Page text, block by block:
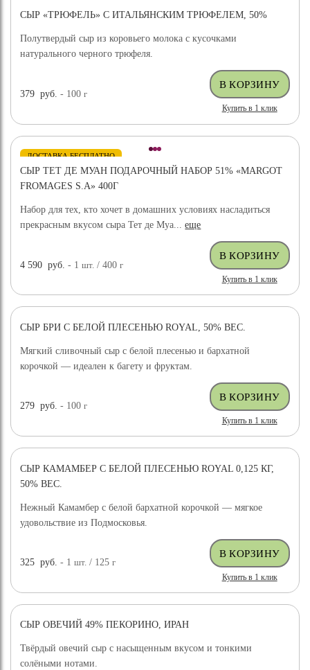
СЫР «ТРЮФЕЛЬ» С ИТАЛЬЯНСКИМ ТРЮФЕЛЕМ, 50%
Полутвердый сыр из коровьего молока с кусочками
натурального черного трюфеля.
379 руб. - 100г
Купить в 1 клик
ДОСТАВКА БЕСПЛАТНО
СЫР ТЕТ ДЕ МУАН ПОДАРОЧНЫЙ НАБОР 51% «MARGOT
FROMAGES S.A» 400Г
Набор для тех, кто хочет в домашних условиях насладиться
прекрасным вкусом сыра Тет де Муа...еще
4 590 руб. - 1шт. / 400г
Купить в 1 клик
СЫР БРИ С БЕЛОЙ ПЛЕСЕНЬЮ ROYAL, 50% ВЕС.
Мягкий сливочный сыр с белой плесенью и бархатной
корочкой — идеален к багету и фруктам.
279 руб. - 100г
Купить в 1 клик
СЫР КАМАМБЕР С БЕЛОЙ ПЛЕСЕНЬЮ ROYAL 0,125 КГ,
50% ВЕС.
Нежный Камамбер с белой бархатной корочкой — мягкое
удовольствие из Подмосковья.
325 руб. - 1шт. / 125г
Купить в 1 клик
ХИТ ПРОДАЖ
СЫР ОВЕЧИЙ 49% ПЕКОРИНО, ИРАН
Твёрдый овечий сыр с насыщенным вкусом и тонкими
солёными нотами.